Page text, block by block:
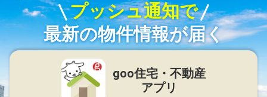
プッシュ通知で
最新の物件情報が届く
goo住宅・不動産
アプリ